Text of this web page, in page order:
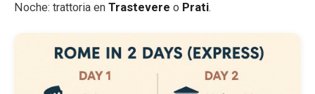
Noche: trattoria en Trastevere o Prati.